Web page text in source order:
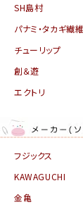
SH島村
パナミ・タカギ繊維
チューリップ
創＆遊
エクトリ
フジックス
KAWAGUCHI
金亀